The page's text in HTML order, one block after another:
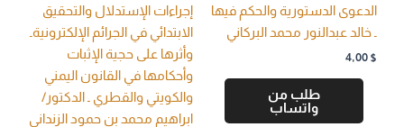
الدعوى الدستورية والحكم فيها
ـ خالد عبدالنور محمد البركاني
4,00 $
طلب من
واتساب
إجراءات الإستدلال والتحقيق
الابتدائي في الجرائم الإلكترونيةـ
وأثرها على حجية الإثبات
وأحكامها في القانون اليمني
والكويتي والقطري ـ الدكتور/
ابراهيم محمد بن حمود الزنداني